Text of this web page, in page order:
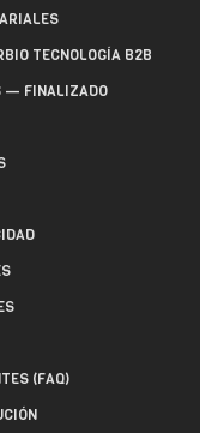
TECNOLOGÍA B2B
— FINALIZADO
(FAQ)